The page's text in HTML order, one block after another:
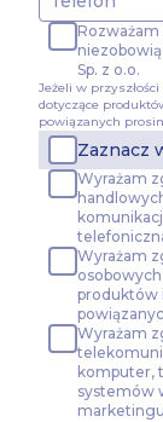
Sp. z o.o.
Jeżeli w
dotyczące
powiązanych
Zaznacz
Wyrażam
Wyrażam
produktów i
Wyrażam
komputer,
systemów